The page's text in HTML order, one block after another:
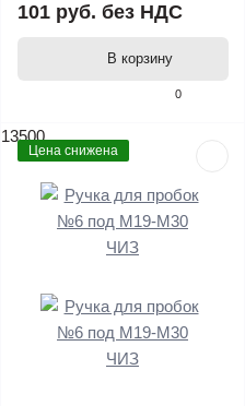
0
101 руб. без НДС
В корзину
13500
Цена снижена